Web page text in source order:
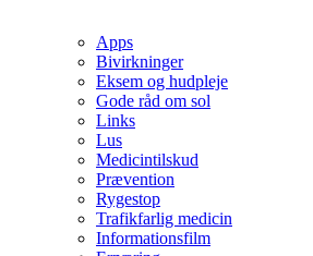
Apps
Bivirkninger
Eksem og hudpleje
Gode råd om sol
Links
Lus
Medicintilskud
Prævention
Rygestop
Trafikfarlig medicin
Informationsfilm